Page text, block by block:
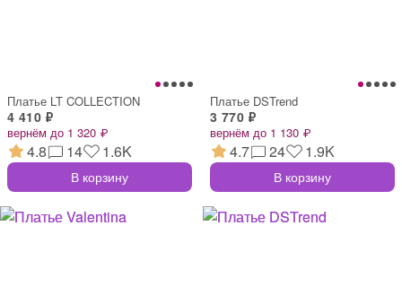
Платье LT COLLECTION
4 410 ₽
вернём до 1 320 ₽
4.8 14 1.6K
В корзину
Платье DSTrend
3 770 ₽
вернём до 1 130 ₽
4.7 24 1.9K
В корзину